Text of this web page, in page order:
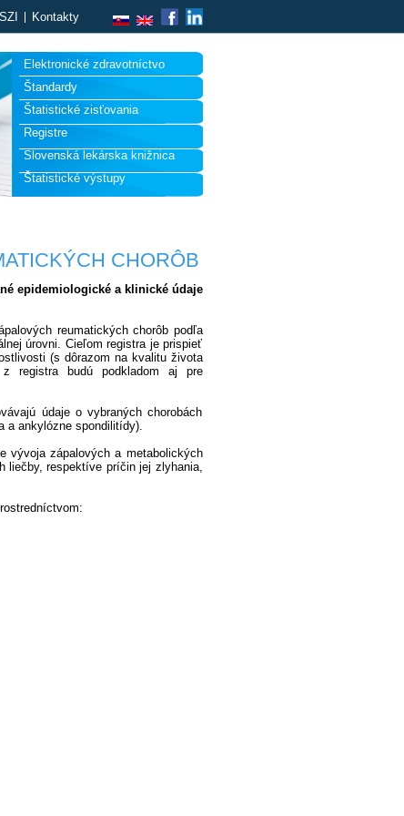
Kontakty
Elektronické zdravotníctvo
Štandardy
Štatistické zisťovania
Registre
Slovenská lekárska knižnica
Štatistické výstupy
CHORÔB
epidemiologické a klinické údaje
reumatických chorôb podľa
úrovni. Cieľom registra je prispieť
(s dôrazom na kvalitu života
registra budú podkladom aj pre
údaje o vybraných chorobách
a ankylózne spondilitídy).
vývoja zápalových a metabolických
liečby, respektíve príčin jej zlyhania,